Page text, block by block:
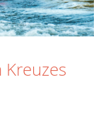
Kreuzes